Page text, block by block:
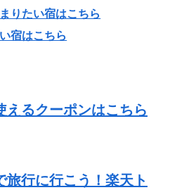
りたい宿はこちら
宿はこちら
えるクーポンはこちら
旅行に行こう！楽天ト